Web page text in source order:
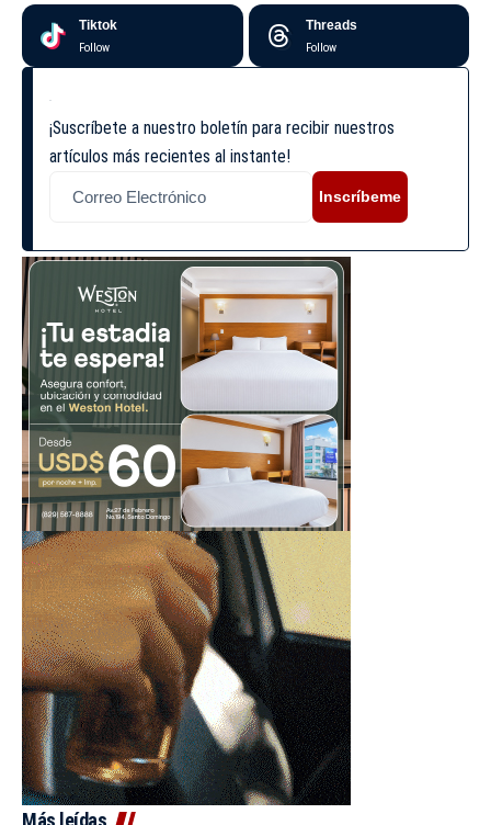
Tiktok
Follow
Threads
Follow
¡Suscríbete a nuestro boletín para recibir nuestros
artículos más recientes al instante!
Inscríbeme
Más leídas